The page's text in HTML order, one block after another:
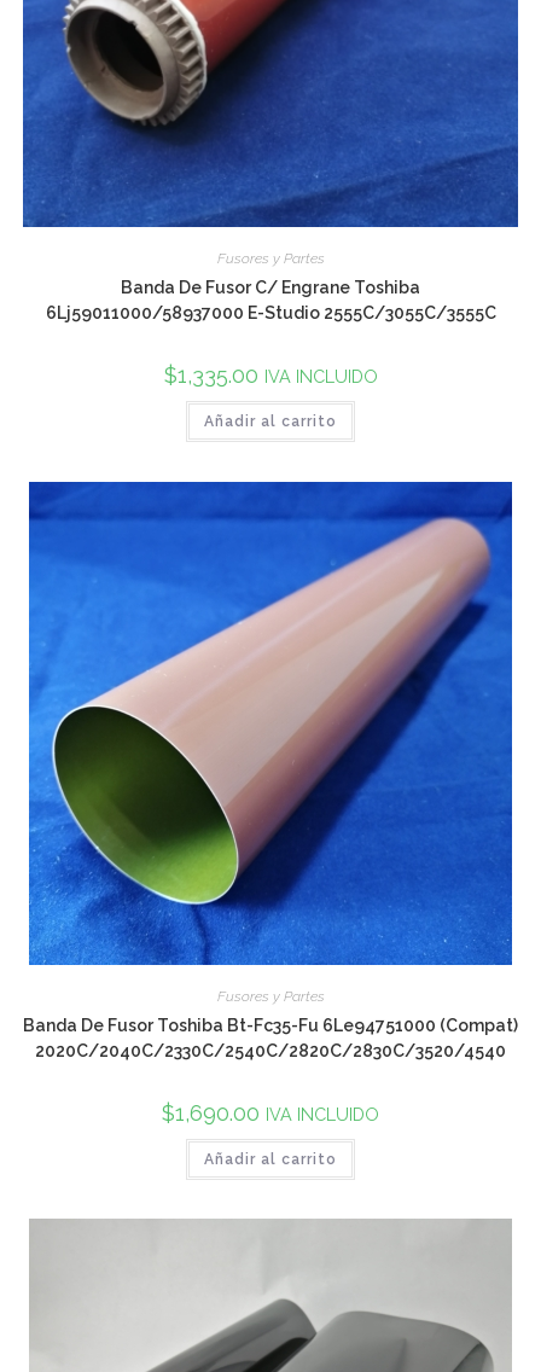
Fusores y Partes
Banda De Fusor C/ Engrane Toshiba
6Lj59011000/58937000 E-Studio 2555C/3055C/3555C
$1,335.00 IVA INCLUIDO
Añadir al carrito
Fusores y Partes
Banda De Fusor Toshiba Bt-Fc35-Fu 6Le94751000 (Compat)
2020C/2040C/2330C/2540C/2820C/2830C/3520/4540
$1,690.00 IVA INCLUIDO
Añadir al carrito